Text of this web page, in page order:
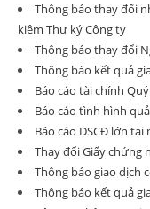
Thông báo thay đổi
kiêm Thư ký Công ty
Thông báo thay đổi
Thông báo kết quả
Báo cáo tài chính
Báo cáo tình hình
Báo cáo DSCĐ lớn tại
Thay đổi Giấy chứng
Thông báo giao dịch
Thông báo kết quả